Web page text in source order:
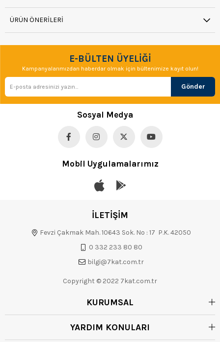
ÜRÜN ÖNERILERI
E-BÜLTEN ÜYELİĞİ
Kampanyalarımızdan haberdar olmak için bültenimize kayıt olun!
Gönder
Sosyal Medya
Mobil Uygulamalarımız
İLETİŞİM
Fevzi Çakmak Mah. 10643 Sok. No : 17 P.K. 42050
0 332 233 80 80
bilgi@7kat.com.tr
Copyright © 2022 7kat.com.tr
KURUMSAL
YARDIM KONULARI